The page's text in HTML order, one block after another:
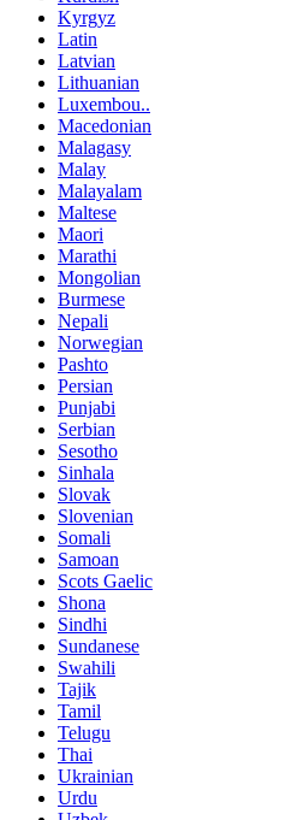
Kyrgyz
Latin
Latvian
Lithuanian
Luxembou..
Macedonian
Malagasy
Malay
Malayalam
Maltese
Maori
Marathi
Mongolian
Burmese
Nepali
Norwegian
Pashto
Persian
Punjabi
Serbian
Sesotho
Sinhala
Slovak
Slovenian
Somali
Samoan
Scots Gaelic
Shona
Sindhi
Sundanese
Swahili
Tajik
Tamil
Telugu
Thai
Ukrainian
Urdu